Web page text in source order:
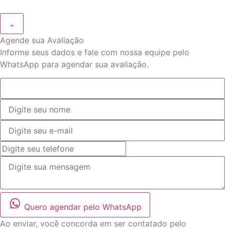
⌄
Agende sua Avaliação
Informe seus dados e fale com nossa equipe pelo
WhatsApp para agendar sua avaliação.
Quero agendar pelo WhatsApp
Ao enviar, você concorda em ser contatado pelo